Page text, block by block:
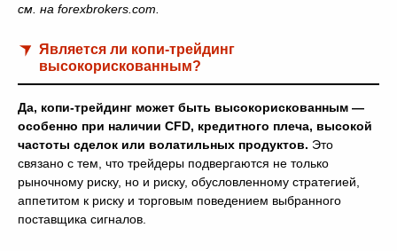
см. на forexbrokers.com.
Является ли копи-трейдинг
высокорискованным?
Да, копи-трейдинг может быть высокорискованным —
особенно при наличии CFD, кредитного плеча, высокой
частоты сделок или волатильных продуктов. Это
связано с тем, что трейдеры подвергаются не только
рыночному риску, но и риску, обусловленному стратегией,
аппетитом к риску и торговым поведением выбранного
поставщика сигналов.